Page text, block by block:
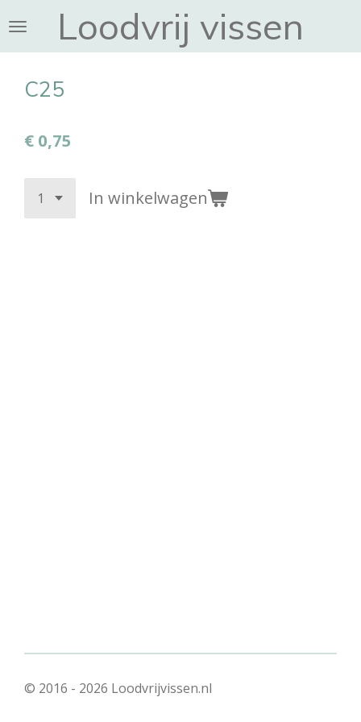
direct
naar
hoofdinhoud
Loodvrij vissen
C25
€ 0,75
In winkelwagen
© 2016 - 2026 Loodvrijvissen.nl